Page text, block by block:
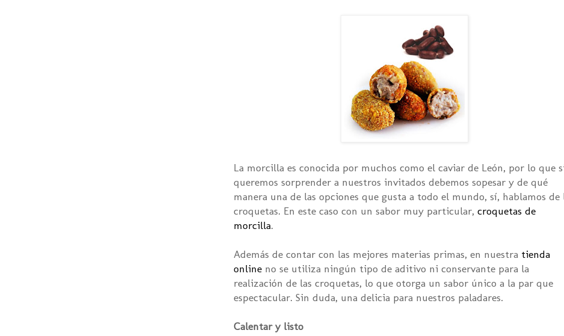
La morcilla es conocida por muchos como el caviar de León, por lo que
queremos sorprender a nuestros invitados debemos sopesar y de qué
manera una de las opciones que gusta a todo el mundo, sí, hablamos de
croquetas. En este caso con un sabor muy particular, croquetas de
morcilla.
Además de contar con las mejores materias primas, en nuestra tienda
online no se utiliza ningún tipo de aditivo ni conservante para la
realización de las croquetas, lo que otorga un sabor único a la par que
espectacular. Sin duda, una delicia para nuestros paladares.
Calentar y listo